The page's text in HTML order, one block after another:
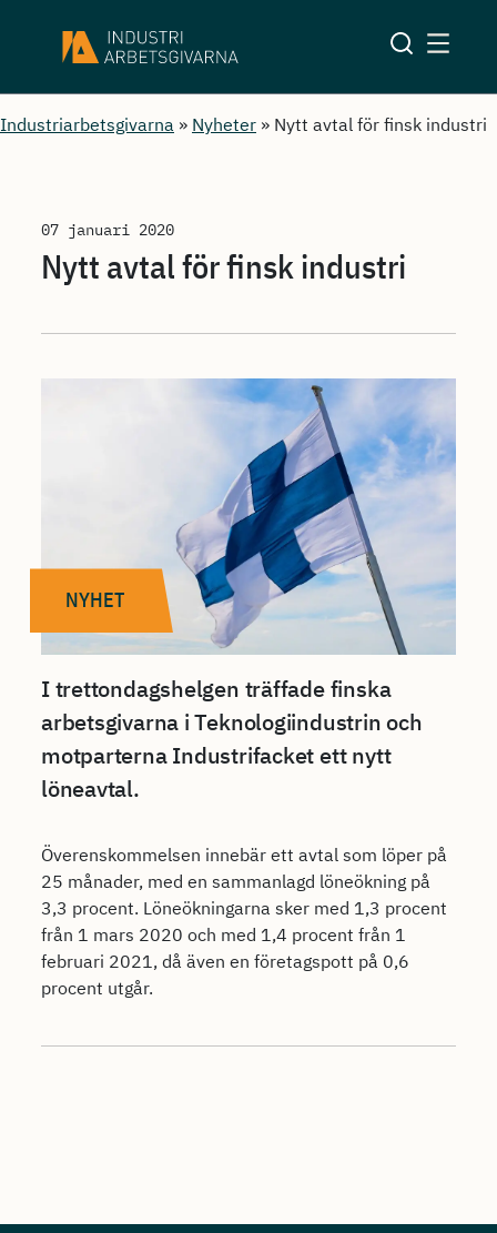
Industriarbetsgivarna » Nyheter » Nytt avtal för finsk industri
07 januari 2020
Nytt avtal för finsk industri
NYHET
I trettondagshelgen träffade finska
arbetsgivarna i Teknologiindustrin och
motparterna Industrifacket ett nytt
löneavtal.
Överenskommelsen innebär ett avtal som löper på
25 månader, med en sammanlagd löneökning på
3,3 procent. Löneökningarna sker med 1,3 procent
från 1 mars 2020 och med 1,4 procent från 1
februari 2021, då även en företagspott på 0,6
procent utgår.